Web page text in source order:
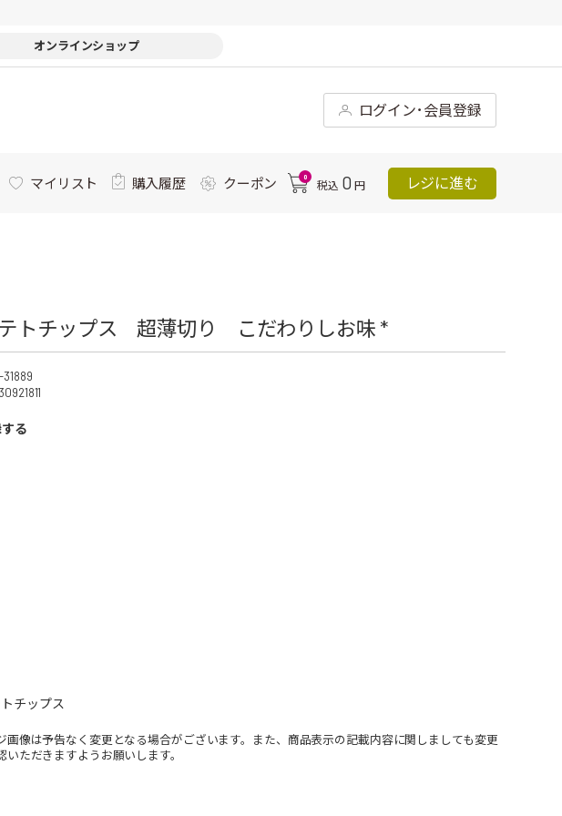
オンラインショップ
ログイン･会員登録
マイリスト 購入履歴 クーポン 0
税込 0 円 レジに進む
トチップス 超薄切り こだわりしお味 *
る
チップス
像は予告なく変更となる場合がございます。また、商品表示の記載内容に関しましても変更
ただきますようお願いします。